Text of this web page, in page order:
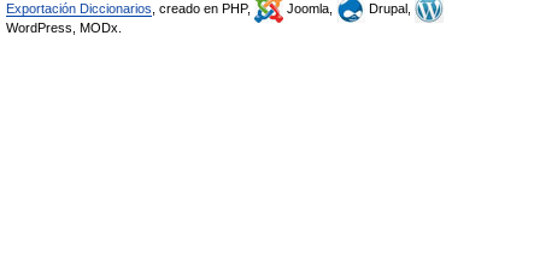
Exportación Diccionarios , creado en PHP, Joomla,
Drupal,
WordPress, MODx.